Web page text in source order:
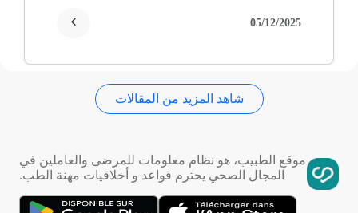
تمدد الأوعية الدموية
05/12/2025
شاهد المزيد من المقالات
موقع الطبيب، هو نظام معلومات للمرضى والعاملين في
المجال الصحي يحترم قواعد و أخلاقيات مهنة الطب.